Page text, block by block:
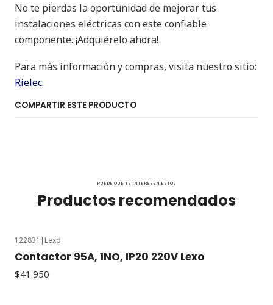
No te pierdas la oportunidad de mejorar tus
instalaciones eléctricas con este confiable
componente. ¡Adquiérelo ahora!
Para más información y compras, visita nuestro sitio:
Rielec.
COMPARTIR ESTE PRODUCTO
PUEDE QUE TE INTERESEN ESTOS
Productos recomendados
122831 | Lexo
Contactor 95A, 1NO, IP20 220V Lexo
$41.950